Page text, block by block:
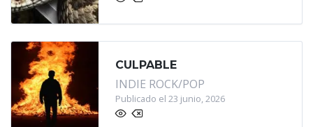
CULPABLE
INDIE ROCK/POP
Publicado el 23 junio, 2026